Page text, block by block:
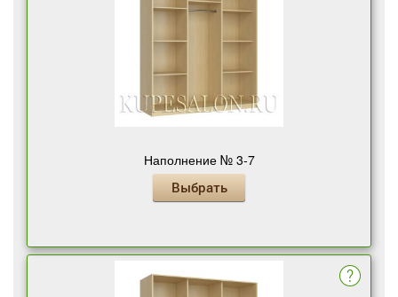
Наполнение № 3-7
Выбрать